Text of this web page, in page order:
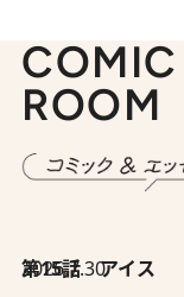
ROOM
2026.7.30
第15話 アイス